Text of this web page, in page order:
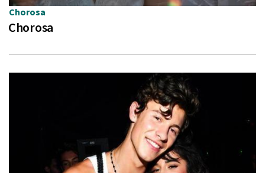
Chorosa
Chorosa